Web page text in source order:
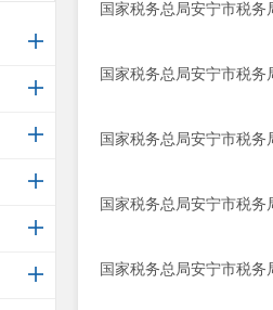
国家税务总局安宁市税
国家税务总局安宁市税务
国家税务总局安宁市税务
国家税务总局安宁市税
国家税务总局安宁市税